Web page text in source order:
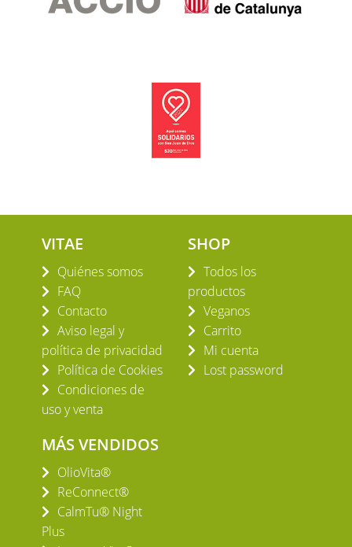
VITAE
Quiénes somos
FAQ
Contacto
Aviso legal y
política de privacidad
Política de Cookies
Condiciones de
uso y venta
SHOP
Todos los
productos
Veganos
Carrito
Mi cuenta
Lost password
MÁS VENDIDOS
OlioVita®
ReConnect®
CalmTu® Night
Plus